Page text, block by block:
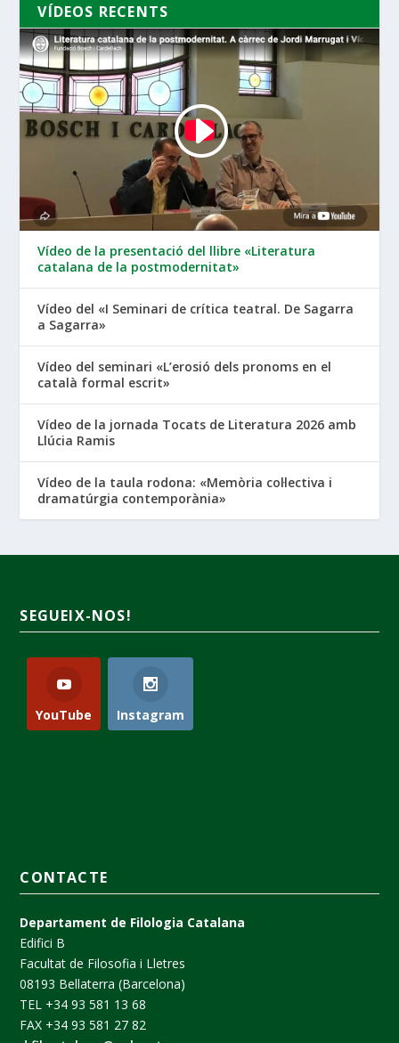
VÍDEOS RECENTS
Vídeo de la presentació del llibre «Literatura
catalana de la postmodernitat»
Vídeo del «I Seminari de crítica teatral. De Sagarra
a Sagarra»
Vídeo del seminari «L’erosió dels pronoms en el
català formal escrit»
Vídeo de la jornada Tocats de Literatura 2026 amb
Llúcia Ramis
Vídeo de la taula rodona: «Memòria col·lectiva i
dramatúrgia contemporània»
SEGUEIX-NOS!
YouTube Instagram
CONTACTE
Departament de Filologia Catalana
Edifici B
Facultat de Filosofia i Lletres
08193 Bellaterra (Barcelona)
TEL +34 93 581 13 68
FAX +34 93 581 27 82